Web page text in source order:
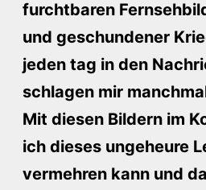
furchtbaren
und geschundener
jeden tag in den
schlagen mir
Mit diesen Bildern im
ich dieses ungeheure
vermehren kann und